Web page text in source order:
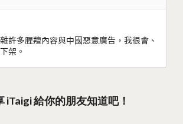
許多腥羶內容與中國惡意廣告，我很會、
架。
iTaigi 給你的朋友知道吧！